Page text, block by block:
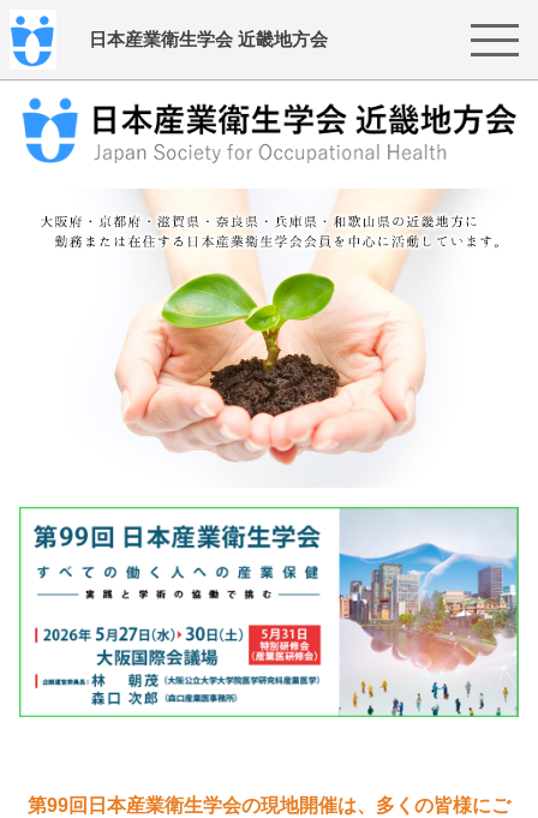
日本産業衛生学会 近畿地方会
第99回日本産業衛生学会の現地開催は、多くの皆様にご